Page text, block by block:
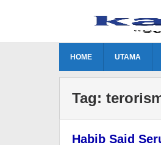
HOME UTAMA
Tag:
Habib Said